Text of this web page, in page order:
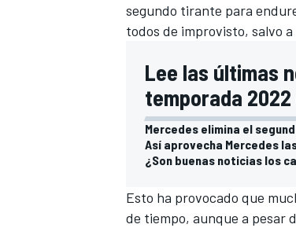
segundo tirante para
todos de improvisto, salvo
Lee las últimas
temporada 2022
Mercedes elimina el
Así aprovecha Mercedes
¿Son buenas noticias los
Esto ha provocado que
de tiempo, aunque a pesar